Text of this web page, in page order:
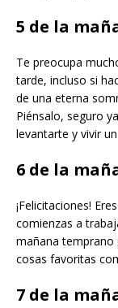
5 de la
Te preocupa
tarde, incluso si
de una eterna
Piénsalo, seguro
levantarte y vivir
6 de la
¡Felicitaciones!
comienzas a
mañana temprano
cosas favoritas
7 de la